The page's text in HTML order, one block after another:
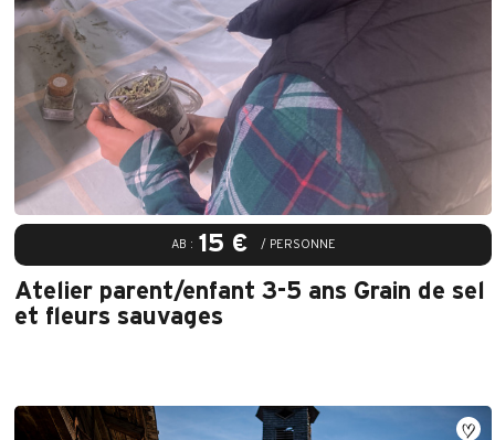
AB : 15 € / PERSONNE
Atelier parent/enfant 3-5 ans Grain de sel
et fleurs sauvages